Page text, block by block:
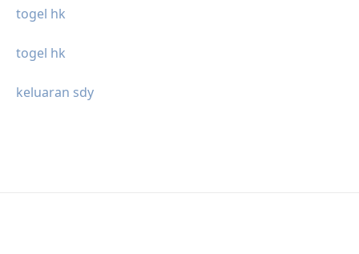
togel hk
togel hk
keluaran sdy